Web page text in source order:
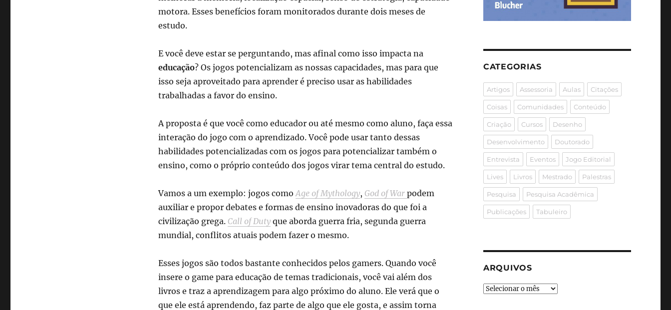
motora. Esses benefícios foram monitorados durante dois meses de
estudo.
E você deve estar se perguntando, mas afinal como isso impacta na
educação? Os jogos potencializam as nossas capacidades, mas para que
isso seja aproveitado para aprender é preciso usar as habilidades
trabalhadas a favor do ensino.
A proposta é que você como educador ou até mesmo como aluno, faça essa
interação do jogo com o aprendizado. Você pode usar tanto dessas
habilidades potencializadas com os jogos para potencializar também o
ensino, como o próprio conteúdo dos jogos virar tema central do estudo.
Vamos a um exemplo: jogos comoAge of Mythology, God of War podem
auxiliar e propor debates e formas de ensino inovadoras do que foi a
civilização grega. Call of Duty que aborda guerra fria, segunda guerra
mundial, conflitos atuais podem fazer o mesmo.
Esses jogos são todos bastante conhecidos pelos gamers. Quando você
insere o game para educação de temas tradicionais, você vai além dos
livros e traz a aprendizagem para algo próximo do aluno. Ele verá que o
que ele está aprendendo, faz parte de algo que ele gosta, e assim torna
CATEGORIAS
Artigos Assessoria Aulas Citações
Coisas Comunidades Conteúdo
Criação Cursos Desenho
Desenvolvimento Doutorado
Entrevista Eventos Jogo Editorial
Lives Livros Mestrado Palestras
Pesquisa Pesquisa Acadêmica
Publicações Tabuleiro
ARQUIVOS
Arquivos